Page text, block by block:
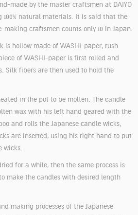
made by the master craftsmen at DAIYO
100% natural materials. It is said that the
making craftsmen counts only 10 in Japan.
is hollow made of WASHI-paper, rush
of WASHI-paper is first rolled and
Silk fibers are then used to hold the
in the pot to be molten. The candle
wax with his left hand geared with the
and rolls the Japanese candle wicks,
are inserted, using his right hand to put
wicks.
for a while, then the same process is
make the candles with desired length
making processes of the Japanese